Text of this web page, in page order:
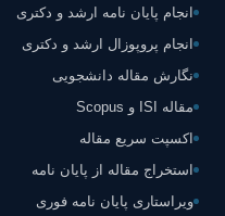
انجام پایان نامه ارشد و دکتری
انجام پروپوزال ارشد و دکتری
نگارش مقاله دانشجویی
مقاله ISI و Scopus
اکسپت سریع مقاله
استخراج مقاله از پایان نامه
ویراستاری پایان نامه فوری